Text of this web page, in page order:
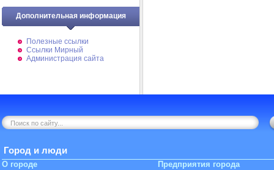
Дополнительная информация
Полезные ссылки
Ссылки Мирный
Администрация сайта
Город и люди
О городе Предприятия города